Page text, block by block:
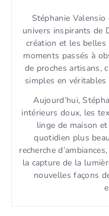
Stéphanie
univers inspirants de
création et les
moments passés à
de proches artisans,
simples en
Aujourd’hui,
intérieurs doux, les
linge de maison
quotidien plus
recherche
la capture de la
nouvelles façons